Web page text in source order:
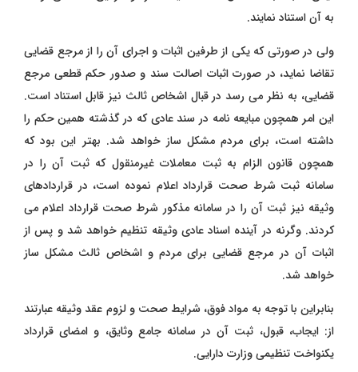
به آن استناد نمایند.
ولی در صورتی که یکی از طرفین اثبات و اجرای آن را از مرجع قضایی
تقاضا نماید، در صورت اثبات اصالت سند و صدور حکم قطعی مرجع
قضایی، به نظر می ‌رسد در قبال اشخاص ثالث نیز قابل استناد است.
این امر همچون مبایعه ‌نامه در سند عادی که در گذشته همین حکم را
داشته است، برای مردم مشکل ‌ساز خواهد شد. بهتر این بود که
همچون قانون الزام به ثبت معاملات غیرمنقول که ثبت آن را در
سامانه ثبت شرط صحت قرارداد اعلام نموده است، در قراردادهای
وثیقه نیز ثبت آن را در سامانه مذکور شرط صحت قرارداد اعلام می
‌کردند. وگرنه در آینده اسناد عادی وثیقه تنظیم خواهد شد و پس از
اثبات آن در مرجع قضایی برای مردم و اشخاص ثالث مشکل ‌ساز
خواهد شد.
بنابراین با توجه به مواد فوق، شرایط صحت و لزوم عقد وثیقه عبارتند
از: ایجاب، قبول، ثبت آن در سامانه جامع وثایق، و امضای قرارداد
یکنواخت تنظیمی وزارت دارایی.